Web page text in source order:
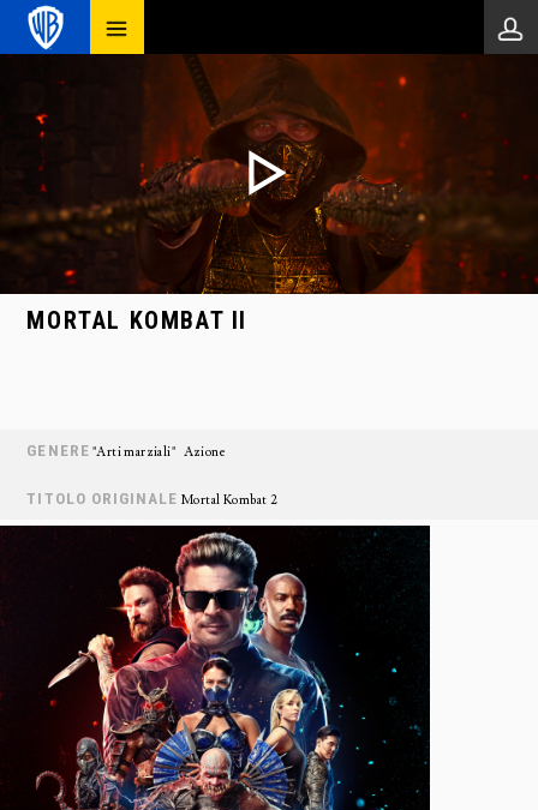
MORTAL KOMBAT II
GENERE "Arti marziali" Azione
TITOLO ORIGINALE Mortal Kombat 2